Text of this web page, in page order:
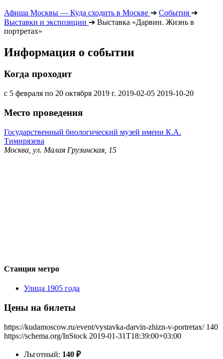
Афиша Москвы — Куда сходить в Москве ➔ События ➔
Выставки и экспозиции ➔ Выставка «Дарвин. Жизнь в
портретах»
Информация о событии
Когда проходит
с 5 февраля по 20 октября 2019 г. 2019-02-05 2019-10-20
Место проведения
Государственный биологический музей имени К.А.
Тимирязева
Москва, ул. Малая Грузинская, 15
Станция метро
Улица 1905 года
Цены на билеты
https://kudamoscow.ru/event/vystavka-darvin-zhizn-v-portretax/ 140
https://schema.org/InStock 2019-01-31T18:39:00+03:00
Льготный: 140 ₽